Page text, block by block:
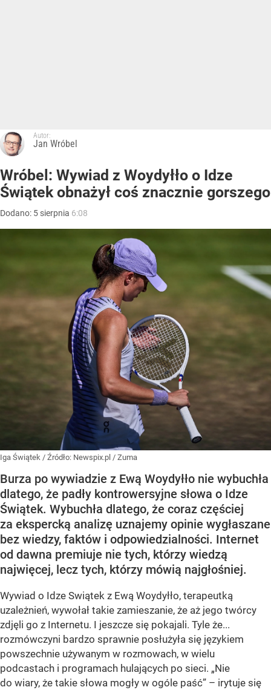
Autor:
Jan Wróbel
Wróbel: Wywiad z Woydyłło o Idze
Świątek obnażył coś znacznie gorszego
Dodano: 5 sierpnia 6:08
Iga Świątek / Źródło: Newspix.pl / Zuma
Burza po wywiadzie z Ewą Woydyłło nie wybuchła
dlatego, że padły kontrowersyjne słowa o Idze
Świątek. Wybuchła dlatego, że coraz częściej
za ekspercką analizę uznajemy opinie wygłaszane
bez wiedzy, faktów i odpowiedzialności. Internet
od dawna premiuje nie tych, którzy wiedzą
najwięcej, lecz tych, którzy mówią najgłośniej.
Wywiad o Idze Swiątek z Ewą Woydyłło, terapeutką
uzależnień, wywołał takie zamieszanie, że aż jego twórcy
zdjęli go z Internetu. I jeszcze się pokajali. Tyle że...
rozmówczyni bardzo sprawnie posłużyła się językiem
powszechnie używanym w rozmowach, w wielu
podcastach i programach hulających po sieci. „Nie
do wiary, że takie słowa mogły w ogóle paść” – irytuje się